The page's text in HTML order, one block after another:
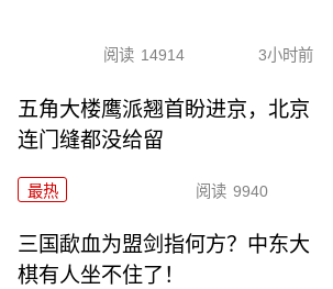
阅读 14914 3小时前
五角大楼鹰派翘首盼进京，北京
连门缝都没给留
最热 阅读 9940
三国歃血为盟剑指何方？中东大
棋有人坐不住了！